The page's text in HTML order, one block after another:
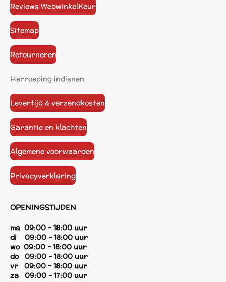
Reviews WebwinkelKeur
Sitemap
Retourneren
Herroeping indienen
Levertijd & verzendkosten
Garantie en klachten
Algemene voorwaarden
Privacyverklaring
OPENINGSTIJDEN
ma 09:00 - 18:00 uur
di 09:00 - 18:00 uur
wo 09:00 - 18:00 uur
do 09:00 - 18:00 uur
vr 09:00 - 18:00 uur
za 09:00 - 17:00 uur